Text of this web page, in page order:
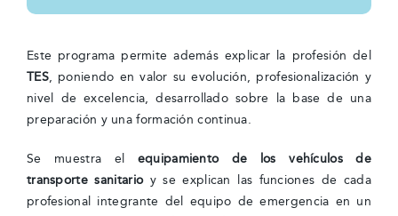
Este programa permite además explicar la profesión del
TES, poniendo en valor su evolución, profesionalización y
nivel de excelencia, desarrollado sobre la base de una
preparación y una formación continua.
Se muestra el equipamiento de los vehículos de
transporte sanitarioy se explican las funciones de cada
profesional integrante del equipo de emergencia en un